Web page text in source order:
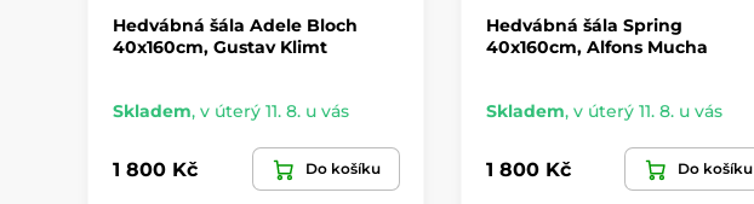
Hedvábná šála Adele Bloch
40x160cm, Gustav Klimt
Skladem, v úterý 11. 8. u vás
1 800 Kč Do košíku
Hedvábná šála Spring
40x160cm, Alfons Mucha
Skladem, v úterý 11. 8. u vás
1 800 Kč Do košíku